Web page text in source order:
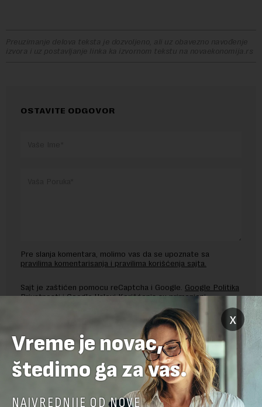
Preuzimanje delova teksta je dozvoljeno, ali uz obavezno navođenje
izvora i uz postavljanje linka ka izvornom tekstu na novaekonomija.rs
OSTAVITE ODGOVOR
Pre slanja komentara, molimo vas da se upoznate sa
pravilima komentarisanja i pravilima korišćenja sajta.
Sajt je zaštićen pomocu reCaptcha i Google. Google Politika
PrivatnostiiGoogle Uslovi Korišćenjasu primenjeni.
x
Vreme je novac,
štedimo ga za vas.
NAJVREDNIJE OD NOVE